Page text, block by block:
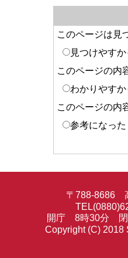
このページは見
見つけやす
このページの内
わかりやす
このページの内
参考になった
〒788-8686
開庁 8時30分 閉
Copyright (C) 2018